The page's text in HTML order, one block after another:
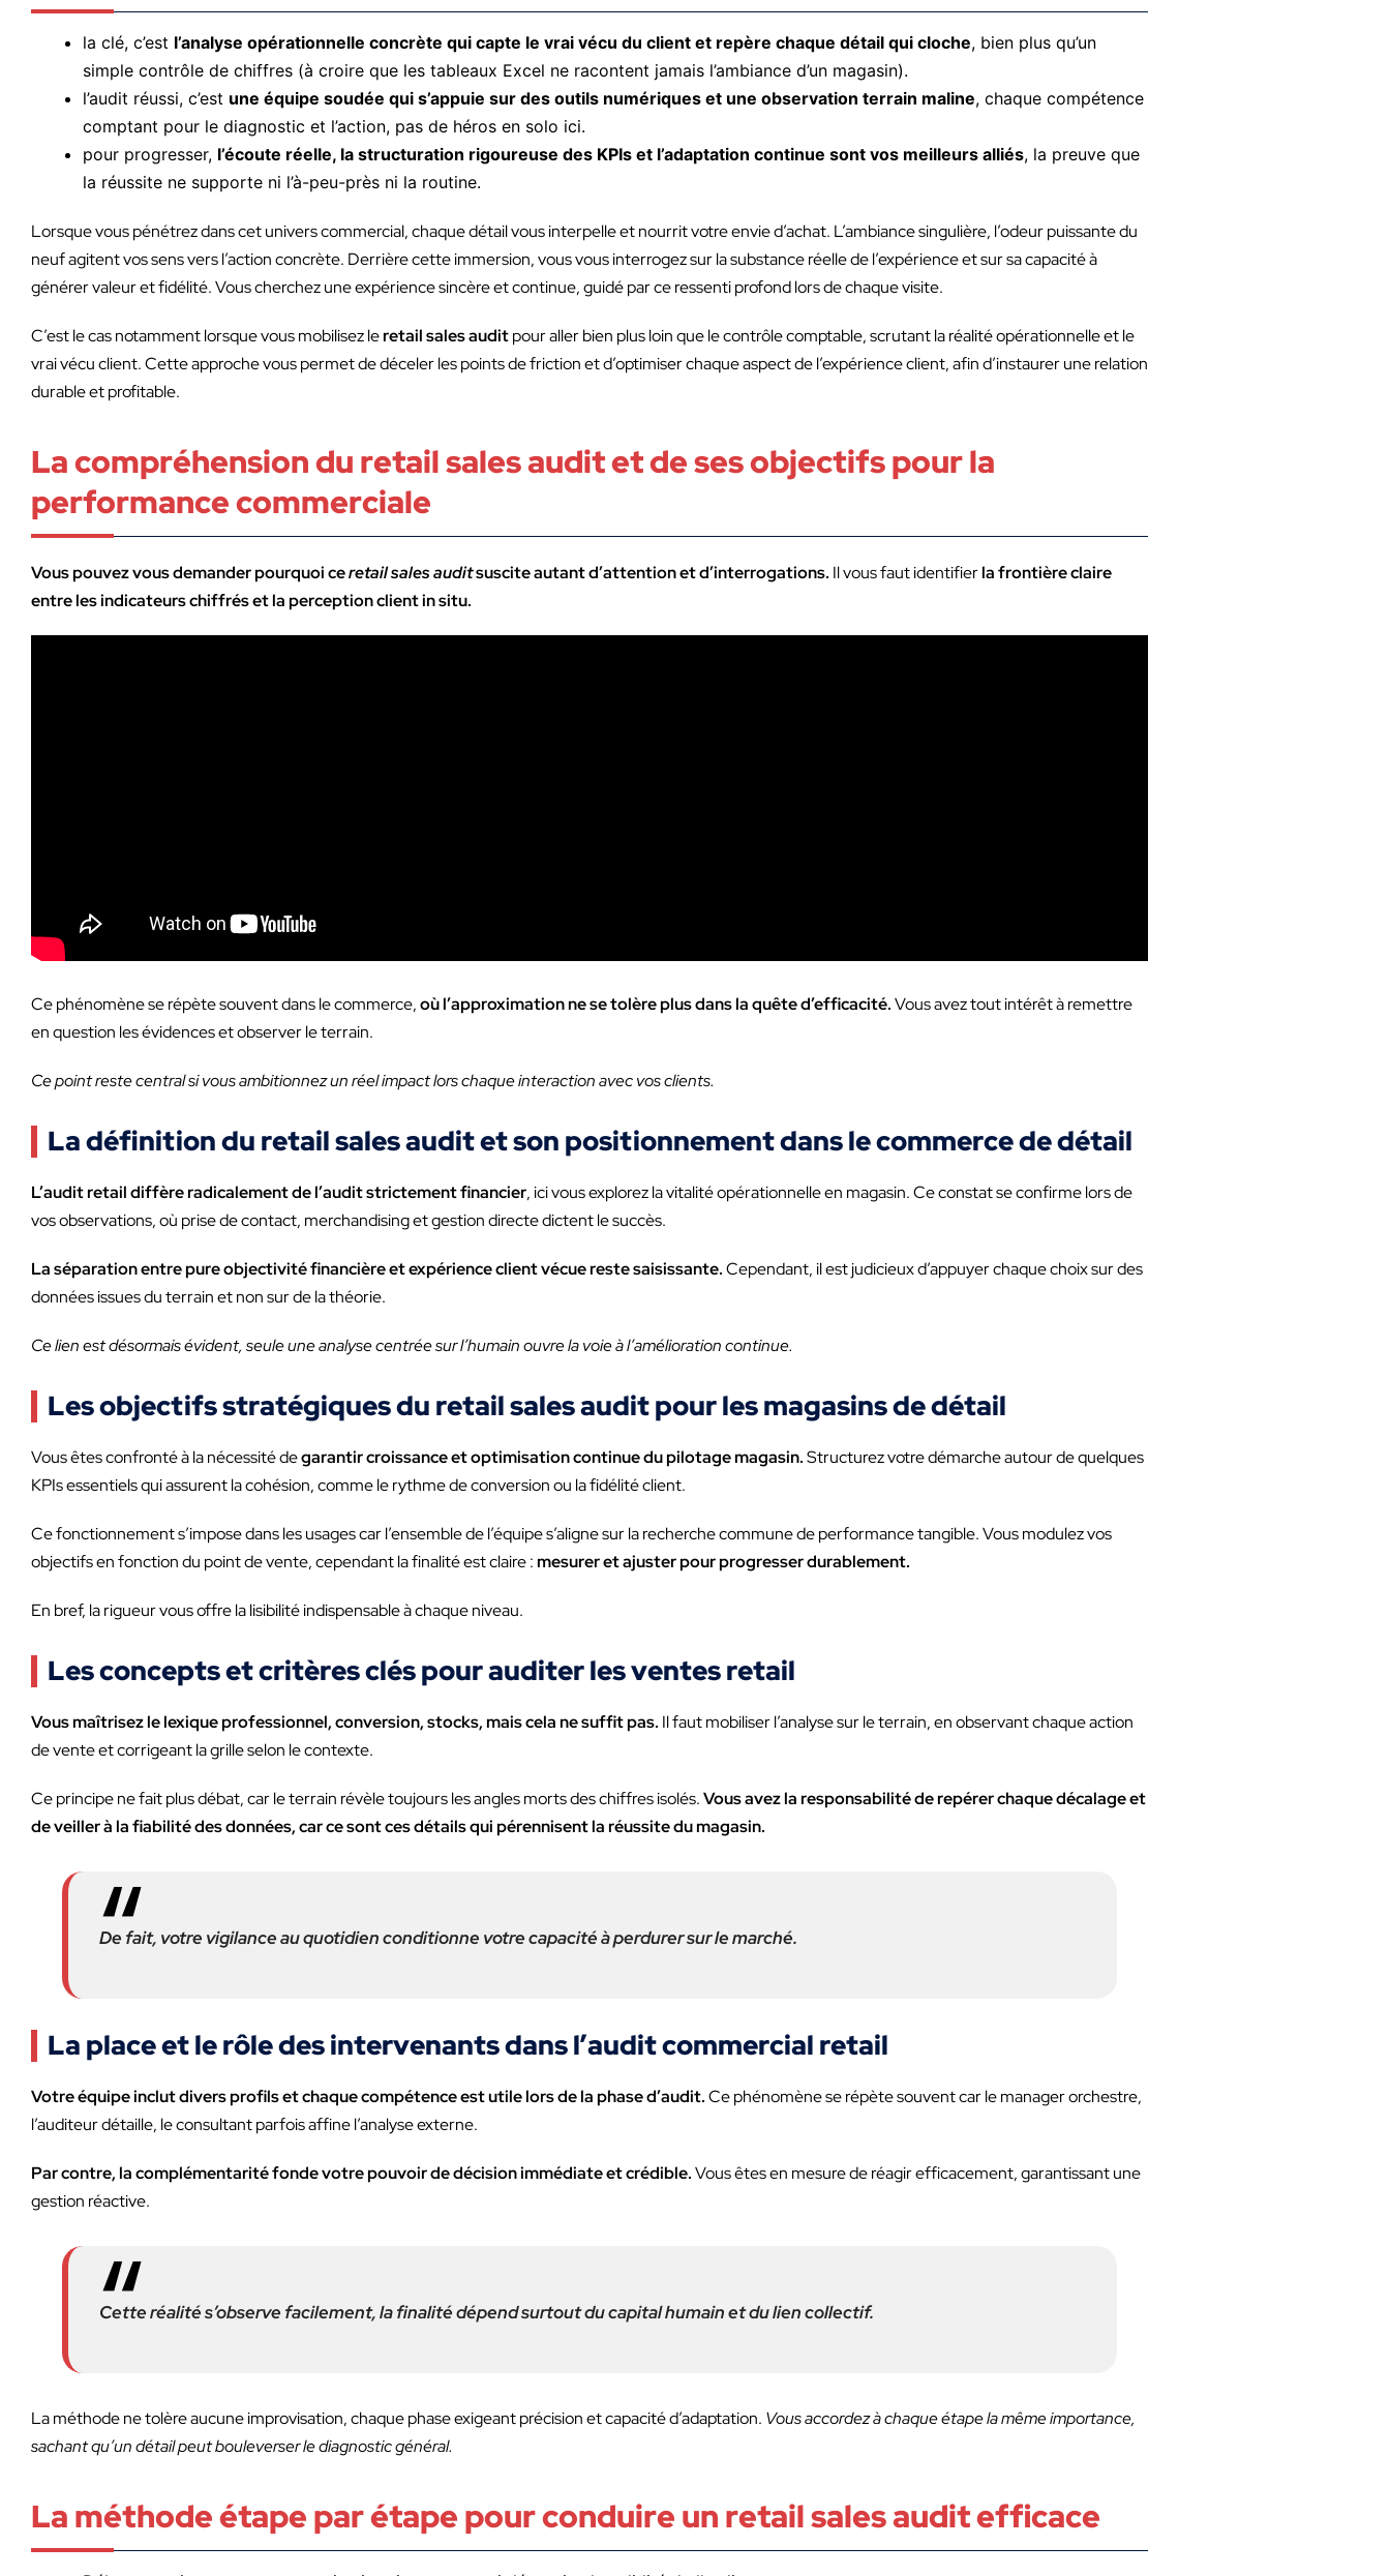
la clé, c’est l’analyse opérationnelle concrète qui capte le vrai vécu du client et repère chaque détail qui cloche, bien plus qu’un
simple contrôle de chiffres ­(à croire que les tableaux Excel ne racontent jamais l’ambiance d’un magasin).
l’audit réussi, c’est une équipe soudée qui s’appuie sur des outils numériques et une observation terrain maline, chaque compétence
comptant pour le diagnostic et l’action, pas de héros en solo ici.
pour progresser, l’écoute réelle, la structuration rigoureuse des KPIs et l’adaptation continue sont vos meilleurs alliés, la preuve que
la réussite ne supporte ni l’à-peu-près ni la routine.
Lorsque vous pénétrez dans cet univers commercial, chaque détail vous interpelle et nourrit votre envie d’achat. L’ambiance singulière, l’odeur puissante du
neuf agitent vos sens vers l’action concrète. Derrière cette immersion, vous vous interrogez sur la substance réelle de l’expérience et sur sa capacité à
générer valeur et fidélité. Vous cherchez une expérience sincère et continue, guidé par ce ressenti profond lors de chaque visite.
C’est le cas notamment lorsque vous mobilisez leretail sales auditpour aller bien plus loin que le contrôle comptable, scrutant la réalité opérationnelle et le
vrai vécu client. Cette approche vous permet de déceler les points de friction et d’optimiser chaque aspect de l’expérience client, afin d’instaurer une relation
durable et profitable.
La compréhension du retail sales audit et de ses objectifs pour la
performance commerciale
Vous pouvez vous demander pourquoi ceretail sales auditsuscite autant d’attention et d’interrogations. Il vous faut identifierla frontière claire
entre les indicateurs chiffrés et la perception client in situ.
Ce phénomène se répète souvent dans le commerce,où l’approximation ne se tolère plus dans la quête d’efficacité.Vous avez tout intérêt à remettre
en question les évidences et observer le terrain.
Ce point reste central si vous ambitionnez un réel impact lors chaque interaction avec vos clients.
La définition du retail sales audit et son positionnement dans le commerce de détail
L’audit retail diffère radicalement de l’audit strictement financier, ici vous explorez la vitalité opérationnelle en magasin. Ce constat se confirme lors de
vos observations, où prise de contact, merchandising et gestion directe dictent le succès.
La séparation entre pure objectivité financière et expérience client vécue reste saisissante.Cependant, il est judicieux d’appuyer chaque choix sur des
données issues du terrain et non sur de la théorie.
Ce lien est désormais évident, seule une analyse centrée sur l’humain ouvre la voie à l’amélioration continue.
Les objectifs stratégiques du retail sales audit pour les magasins de détail
Vous êtes confronté à la nécessité degarantir croissance et optimisation continue du pilotage magasin.Structurez votre démarche autour de quelques
KPIs essentiels qui assurent la cohésion, comme le rythme de conversion ou la fidélité client.
Ce fonctionnement s’impose dans les usages car l’ensemble de l’équipe s’aligne sur la recherche commune de performance tangible. Vous modulez vos
objectifs en fonction du point de vente, cependant la finalité est claire :mesurer et ajuster pour progresser durablement.
En bref, la rigueur vous offre la lisibilité indispensable à chaque niveau.
Les concepts et critères clés pour auditer les ventes retail
Vous maîtrisez le lexique professionnel, conversion, stocks, mais cela ne suffit pas. Il faut mobiliser l’analyse sur le terrain, en observant chaque action
de vente et corrigeant la grille selon le contexte.
Ce principe ne fait plus débat, car le terrain révèle toujours les angles morts des chiffres isolés.Vous avez la responsabilité de repérer chaque décalage et
de veiller à la fiabilité des données, car ce sont ces détails qui pérennisent la réussite du magasin.
De fait, votre vigilance au quotidien conditionne votre capacité à perdurer sur le marché.
La place et le rôle des intervenants dans l’audit commercial retail
Votre équipe inclut divers profils et chaque compétence est utile lors de la phase d’audit.Ce phénomène se répète souvent car le manager orchestre,
l’auditeur détaille, le consultant parfois affine l’analyse externe.
Par contre, la complémentarité fonde votre pouvoir de décision immédiate et crédible.Vous êtes en mesure de réagir efficacement, garantissant une
gestion réactive.
Cette réalité s’observe facilement, la finalité dépend surtout du capital humain et du lien collectif.
La méthode ne tolère aucune improvisation, chaque phase exigeant précision et capacité d’adaptation. Vous accordez à chaque étape la même importance,
sachant qu’un détail peut bouleverser le diagnostic général.
La méthode étape par étape pour conduire un retail sales audit efficace